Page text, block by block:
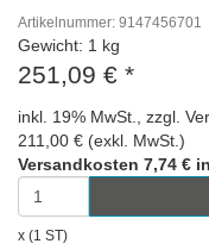
Artikelnummer: 9147456701
Gewicht: 1 kg
251,09 € *
inkl. 19% MwSt., zzgl.
211,00 € (exkl. MwSt.)
Versandkosten 7,74 €
x (1 ST)